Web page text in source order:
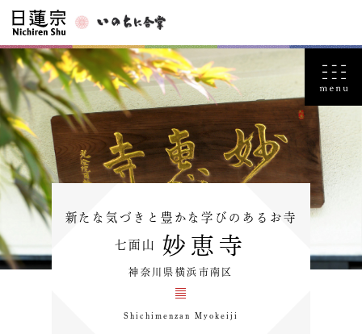
新たな気づきと豊かな学びのあるお寺
七面山 妙恵寺
神奈川県横浜市南区
Shichimenzan Myokeiji